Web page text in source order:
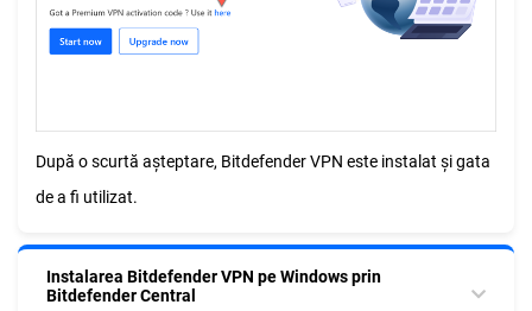
După o scurtă așteptare, Bitdefender VPN este instalat și gata
de a fi utilizat.
Instalarea Bitdefender VPN pe Windows prin
Bitdefender Central